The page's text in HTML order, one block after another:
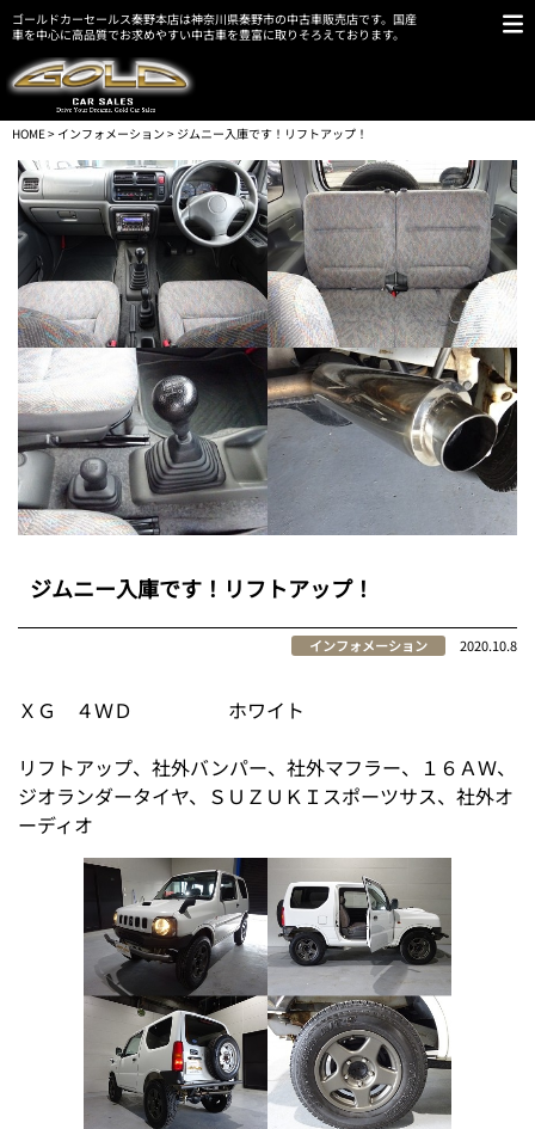
ゴールドカーセールス秦野本店は神奈川県秦野市の中古車販売店です。国産
車を中心に高品質でお求めやすい中古車を豊富に取りそろえております。
HOME> インフォメーション > ジムニー入庫です！リフトアップ！
ジムニー入庫です！リフトアップ！
インフォメーション 2020.10.8
ＸＧ ４ＷＤ ホワイト
リフトアップ、社外バンパー、社外マフラー、１６ＡＷ、
ジオランダータイヤ、ＳＵＺＵＫＩスポーツサス、社外オ
ーディオ